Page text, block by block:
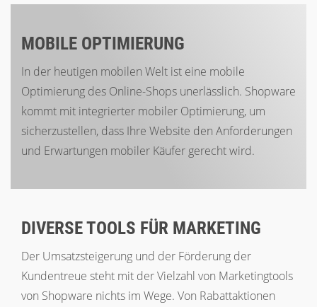
MOBILE OPTIMIERUNG
In der heutigen mobilen Welt ist eine mobile
Optimierung des Online-Shops unerlässlich. Shopware
kommt mit integrierter mobiler Optimierung, um
sicherzustellen, dass Ihre Website den Anforderungen
und Erwartungen mobiler Käufer gerecht wird.
DIVERSE TOOLS FÜR MARKETING
Der Umsatzsteigerung und der Förderung der
Kundentreue steht mit der Vielzahl von Marketingtools
von Shopware nichts im Wege. Von Rabattaktionen